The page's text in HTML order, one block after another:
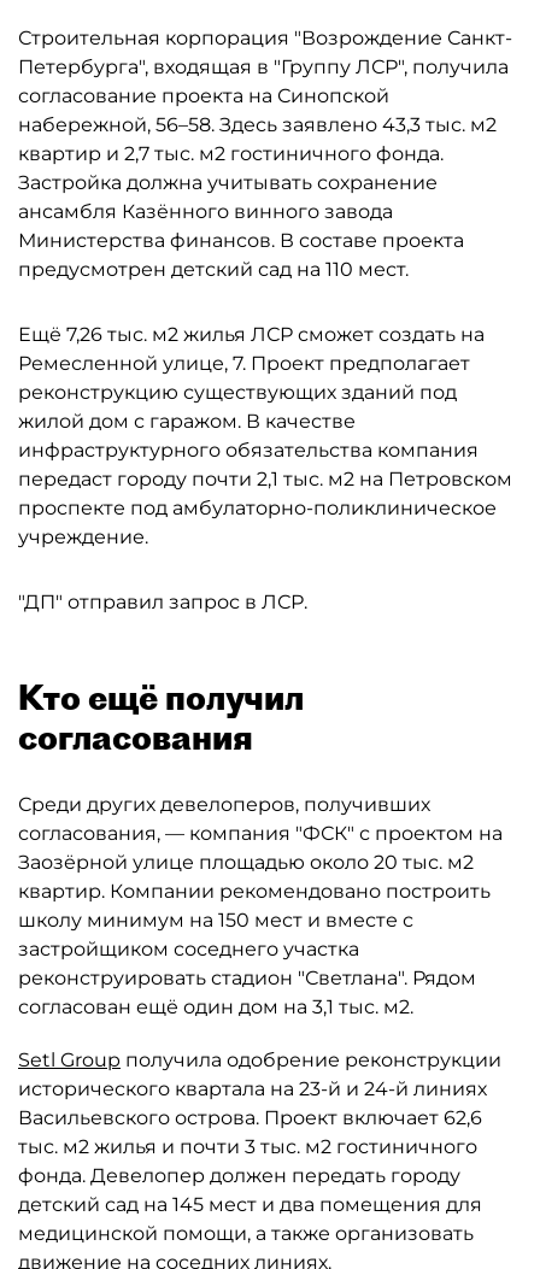
Строительная корпорация "Возрождение Санкт-
Петербурга", входящая в "Группу ЛСР", получила
согласование проекта на Синопской
набережной, 56–58. Здесь заявлено 43,3 тыс. м2
квартир и 2,7 тыс. м2 гостиничного фонда.
Застройка должна учитывать сохранение
ансамбля Казённого винного завода
Министерства финансов. В составе проекта
предусмотрен детский сад на 110 мест.
Ещё 7,26 тыс. м2 жилья ЛСР сможет создать на
Ремесленной улице, 7. Проект предполагает
реконструкцию существующих зданий под
жилой дом с гаражом. В качестве
инфраструктурного обязательства компания
передаст городу почти 2,1 тыс. м2 на Петровском
проспекте под амбулаторно-поликлиническое
учреждение.
"ДП" отправил запрос в ЛСР.
Кто ещё получил
согласования
Среди других девелоперов, получивших
согласования, — компания "ФСК" с проектом на
Заозёрной улице площадью около 20 тыс. м2
квартир. Компании рекомендовано построить
школу минимум на 150 мест и вместе с
застройщиком соседнего участка
реконструировать стадион "Светлана". Рядом
согласован ещё один дом на 3,1 тыс. м2.
Setl Group получила одобрение реконструкции
исторического квартала на 23-й и 24-й линиях
Васильевского острова. Проект включает 62,6
тыс. м2 жилья и почти 3 тыс. м2 гостиничного
фонда. Девелопер должен передать городу
детский сад на 145 мест и два помещения для
медицинской помощи, а также организовать
движение на соседних линиях.